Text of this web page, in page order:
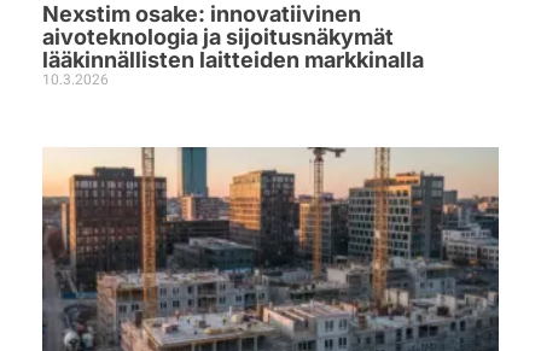
Nexstim osake: innovatiivinen
aivoteknologia ja sijoitusnäkymät
lääkinnällisten laitteiden markkinalla
10.3.2026